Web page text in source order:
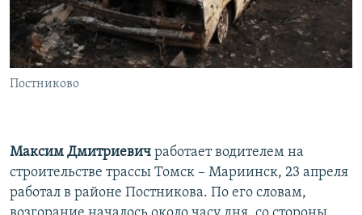
Постниково
Максим Дмитриевич работает водителем на
строительстве трассы Томск – Мариинск, 23 апреля
работал в районе Постникова. По его словам,